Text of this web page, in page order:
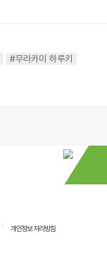
#무라카미 하루키
개인정보 처리방침